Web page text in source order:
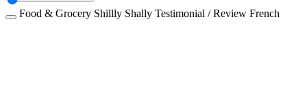
Food & Grocery Shillly Shally Testimonial / Review French